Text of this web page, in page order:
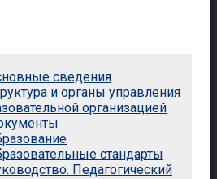
сведения
и органы управления
организацией
стандарты
Педагогический